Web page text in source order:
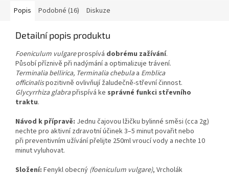
Popis Podobné (16) Diskuze
Detailní popis produktu
Foeniculum vulgareprospívá dobrému zažívání.
Působí příznivě při nadýmání a optimalizuje trávení.
Terminalia bellirica, Terminalia chebulaa Emblica
officinalispozitivně ovlivňují žaludečně-střevní činnost.
Glycyrrhiza glabrapřispívá ke správné funkci střevního
traktu.
Návod k přípravě: Jednu čajovou lžičku bylinné směsi (cca 2g)
nechte pro aktivní zdravotní účinek 3–5 minut povařit nebo
při preventivním užívání přelijte 250ml vroucí vody a nechte 10
minut vyluhovat.
Složení: Fenykl obecný (foeniculum vulgare), Vrcholák